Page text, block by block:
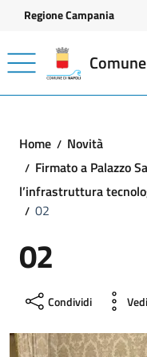
Vai ai contenuti
Vai al footer
Regione Campania
Home
Novità
Firmato a Palazzo
l’infrastruttura
02
02
Condividi